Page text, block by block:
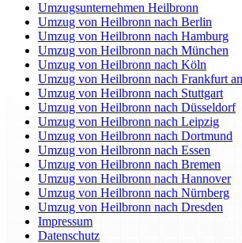
Umzugsunternehmen Heilbronn
Umzug von Heilbronn nach Berlin
Umzug von Heilbronn nach Hamburg
Umzug von Heilbronn nach München
Umzug von Heilbronn nach Köln
Umzug von Heilbronn nach Frankfurt
Umzug von Heilbronn nach Stuttgart
Umzug von Heilbronn nach Düsseldorf
Umzug von Heilbronn nach Leipzig
Umzug von Heilbronn nach Dortmund
Umzug von Heilbronn nach Essen
Umzug von Heilbronn nach Bremen
Umzug von Heilbronn nach Hannover
Umzug von Heilbronn nach Nürnberg
Umzug von Heilbronn nach Dresden
Impressum
Datenschutz